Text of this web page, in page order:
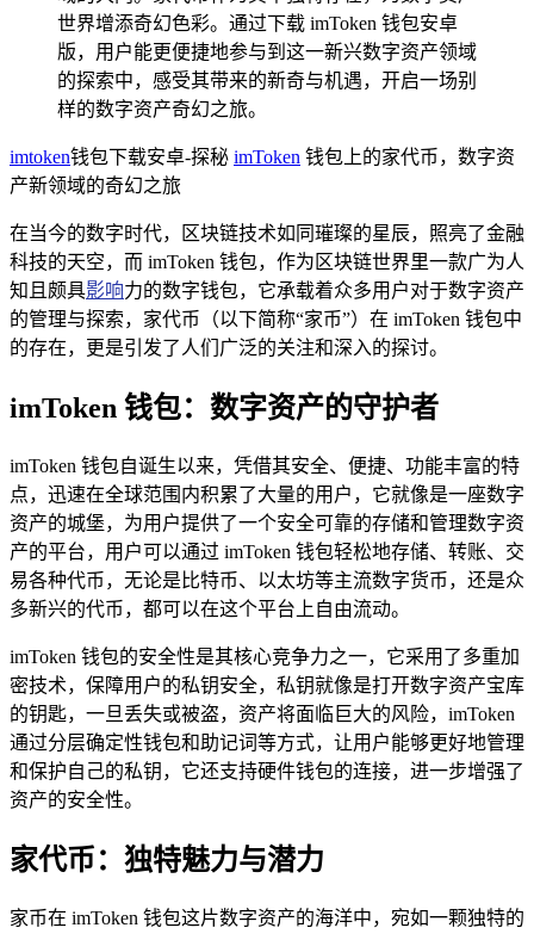
世界增添奇幻色彩。通过下载 imToken 钱包安卓
版，用户能更便捷地参与到这一新兴数字资产领域
的探索中，感受其带来的新奇与机遇，开启一场别
样的数字资产奇幻之旅。
imtoken钱包下载安卓-探秘 imToken 钱包上的家代币，数字资
产新领域的奇幻之旅
在当今的数字时代，区块链技术如同璀璨的星辰，照亮了金融
科技的天空，而 imToken 钱包，作为区块链世界里一款广为人
知且颇具影响力的数字钱包，它承载着众多用户对于数字资产
的管理与探索，家代币（以下简称“家币”）在 imToken 钱包中
的存在，更是引发了人们广泛的关注和深入的探讨。
imToken 钱包：数字资产的守护者
imToken 钱包自诞生以来，凭借其安全、便捷、功能丰富的特
点，迅速在全球范围内积累了大量的用户，它就像是一座数字
资产的城堡，为用户提供了一个安全可靠的存储和管理数字资
产的平台，用户可以通过 imToken 钱包轻松地存储、转账、交
易各种代币，无论是比特币、以太坊等主流数字货币，还是众
多新兴的代币，都可以在这个平台上自由流动。
imToken 钱包的安全性是其核心竞争力之一，它采用了多重加
密技术，保障用户的私钥安全，私钥就像是打开数字资产宝库
的钥匙，一旦丢失或被盗，资产将面临巨大的风险，imToken
通过分层确定性钱包和助记词等方式，让用户能够更好地管理
和保护自己的私钥，它还支持硬件钱包的连接，进一步增强了
资产的安全性。
家代币：独特魅力与潜力
家币在 imToken 钱包这片数字资产的海洋中，宛如一颗独特的